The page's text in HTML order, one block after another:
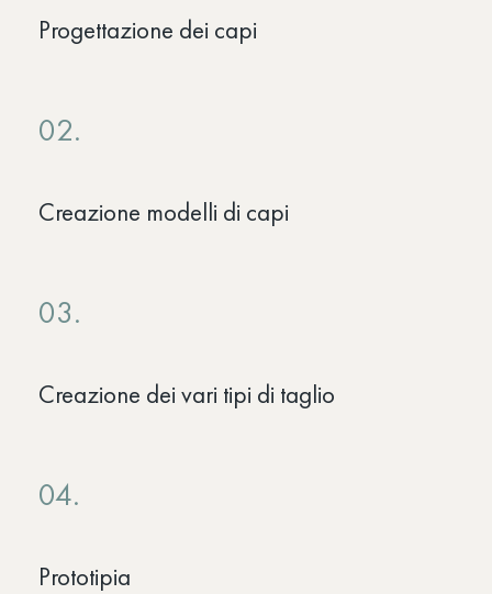
Progettazione dei capi
02.
Creazione modelli di capi
03.
Creazione dei vari tipi di taglio
04.
Prototipia